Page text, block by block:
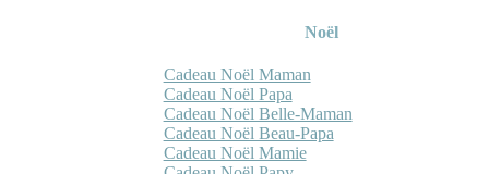
Noël
Cadeau Noël Maman
Cadeau Noël Papa
Cadeau Noël Belle-Maman
Cadeau Noël Beau-Papa
Cadeau Noël Mamie